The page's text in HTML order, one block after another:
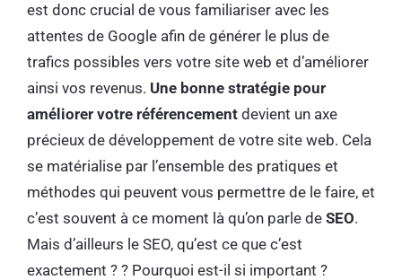
est donc crucial de vous familiariser avec les
attentes de Google afin de générer le plus de
trafics possibles vers votre site web et d’améliorer
ainsi vos revenus. Une bonne stratégie pour
améliorer votre référencement devient un axe
précieux de développement de votre site web. Cela
se matérialise par l’ensemble des pratiques et
méthodes qui peuvent vous permettre de le faire, et
c’est souvent à ce moment là qu’on parle de SEO.
Mais d’ailleurs le SEO, qu’est ce que c’est
exactement ? ? Pourquoi est-il si important ?